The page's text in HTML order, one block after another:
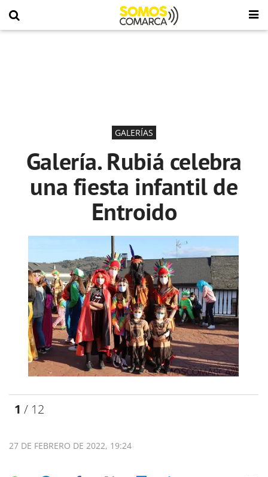
GALERÍAS
Galería. Rubiá celebra
una fiesta infantil de
Entroido
1 / 12
27 DE FEBRERO DE 2022, 19:24